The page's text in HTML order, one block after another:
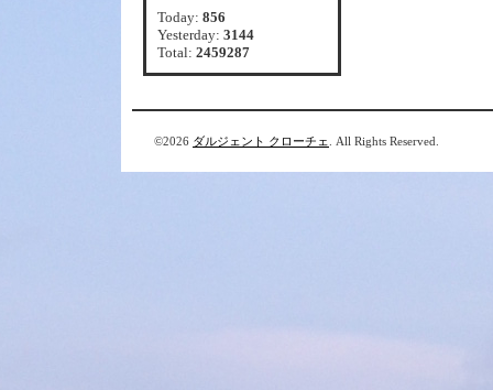
Today: 856
Yesterday: 3144
Total: 2459287
©2026 ダルジェント クローチェ . All Rights Reserved.